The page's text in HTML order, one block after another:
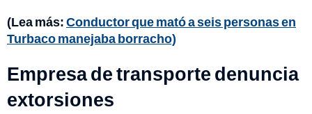
(Lea más:Conductor que mató a seis personas en
Turbaco manejaba borracho)
Empresa de transporte denuncia
extorsiones